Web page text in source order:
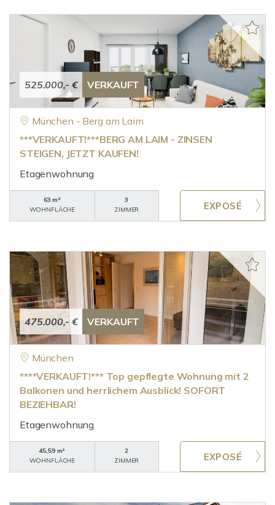
525.000,- € VERKAUFT
München - Berg am Laim
***VERKAUFT!***BERG AM LAIM - ZINSEN
STEIGEN, JETZT KAUFEN!
Etagenwohnung
63 m²
WOHNFLÄCHE
3
ZIMMER
475.000,- € VERKAUFT
München
****VERKAUFT!*** Top gepflegte Wohnung mit 2
Balkonen und herrlichem Ausblick! SOFORT
BEZIEHBAR!
Etagenwohnung
45,59 m²
WOHNFLÄCHE
2
ZIMMER